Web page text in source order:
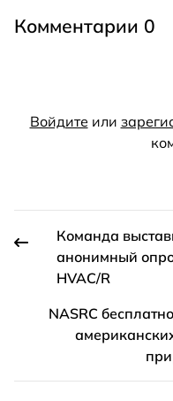
Комментарии 0
Войдите или
Команда
анонимный
HVAC/R
NASRC